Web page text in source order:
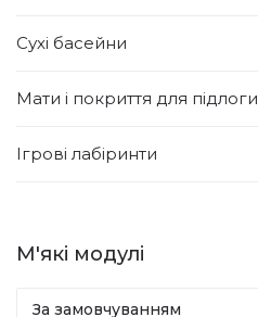
Сухі басейни
Мати і покриття для підлоги
Ігрові лабіринти
М'які модулі